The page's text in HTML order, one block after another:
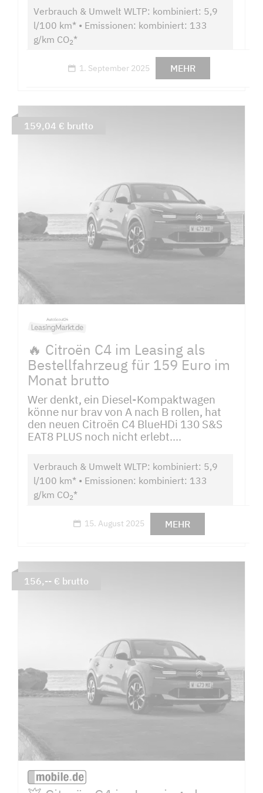
Verbrauch & Umwelt WLTP: kombiniert: 5,9
l/100 km* • Emissionen: kombiniert: 133
g/km CO2*
1. September 2025 MEHR
🔥 Citroën C4 im Leasing als
Bestellfahrzeug für 159 Euro im
Monat brutto
Wer denkt, ein Diesel-Kompaktwagen
könne nur brav von A nach B rollen, hat
den neuen Citroën C4 BlueHDi 130 S&S
EAT8 PLUS noch nicht erlebt....
Verbrauch & Umwelt WLTP: kombiniert: 5,9
l/100 km* • Emissionen: kombiniert: 133
g/km CO2*
15. August 2025 MEHR
159,04 € brutto
156,-- € brutto